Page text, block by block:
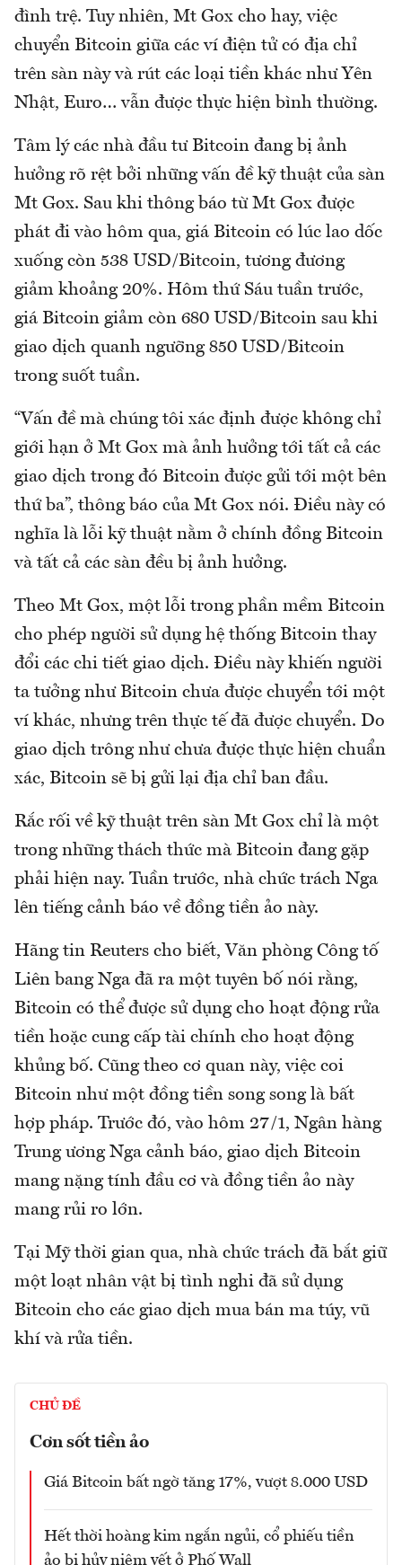
đình trệ. Tuy nhiên, Mt Gox cho hay, việc
chuyển Bitcoin giữa các ví điện tử có địa chỉ
trên sàn này và rút các loại tiền khác như Yên
Nhật, Euro… vẫn được thực hiện bình thường.
Tâm lý các nhà đầu tư Bitcoin đang bị ảnh
hưởng rõ rệt bởi những vấn đề kỹ thuật của sàn
Mt Gox. Sau khi thông báo từ Mt Gox được
phát đi vào hôm qua, giá Bitcoin có lúc lao dốc
xuống còn 538 USD/Bitcoin, tương đương
giảm khoảng 20%. Hôm thứ Sáu tuần trước,
giá Bitcoin giảm còn 680 USD/Bitcoin sau khi
giao dịch quanh ngưỡng 850 USD/Bitcoin
trong suốt tuần.
“Vấn đề mà chúng tôi xác định được không chỉ
giới hạn ở Mt Gox mà ảnh hưởng tới tất cả các
giao dịch trong đó Bitcoin được gửi tới một bên
thứ ba”, thông báo của Mt Gox nói. Điều này có
nghĩa là lỗi kỹ thuật nằm ở chính đồng Bitcoin
và tất cả các sàn đều bị ảnh hưởng.
Theo Mt Gox, một lỗi trong phần mềm Bitcoin
cho phép người sử dụng hệ thống Bitcoin thay
đổi các chi tiết giao dịch. Điều này khiến người
ta tưởng như Bitcoin chưa được chuyển tới một
ví khác, nhưng trên thực tế đã được chuyển. Do
giao dịch trông như chưa được thực hiện chuẩn
xác, Bitcoin sẽ bị gửi lại địa chỉ ban đầu.
Rắc rối về kỹ thuật trên sàn Mt Gox chỉ là một
trong những thách thức mà Bitcoin đang gặp
phải hiện nay. Tuần trước, nhà chức trách Nga
lên tiếng cảnh báo về đồng tiền ảo này.
Hãng tin Reuters cho biết, Văn phòng Công tố
Liên bang Nga đã ra một tuyên bố nói rằng,
Bitcoin có thể được sử dụng cho hoạt động rửa
tiền hoặc cung cấp tài chính cho hoạt động
khủng bố. Cũng theo cơ quan này, việc coi
Bitcoin như một đồng tiền song song là bất
hợp pháp. Trước đó, vào hôm 27/1, Ngân hàng
Trung ương Nga cảnh báo, giao dịch Bitcoin
mang nặng tính đầu cơ và đồng tiền ảo này
mang rủi ro lớn.
Tại Mỹ thời gian qua, nhà chức trách đã bắt giữ
một loạt nhân vật bị tình nghi đã sử dụng
Bitcoin cho các giao dịch mua bán ma túy, vũ
khí và rửa tiền.
CHỦ ĐỀ
Cơn sốt tiền ảo
Giá Bitcoin bất ngờ tăng 17%, vượt 8.000 USD
Hết thời hoàng kim ngắn ngủi, cổ phiếu tiền
ảo bị hủy niêm yết ở Phố Wall